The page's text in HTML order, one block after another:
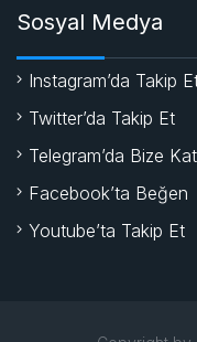
Sosyal Medya
Instagram’da Takip
Twitter’da Takip Et
Telegram’da Bize
Facebook’ta Beğen
Youtube’ta Takip Et